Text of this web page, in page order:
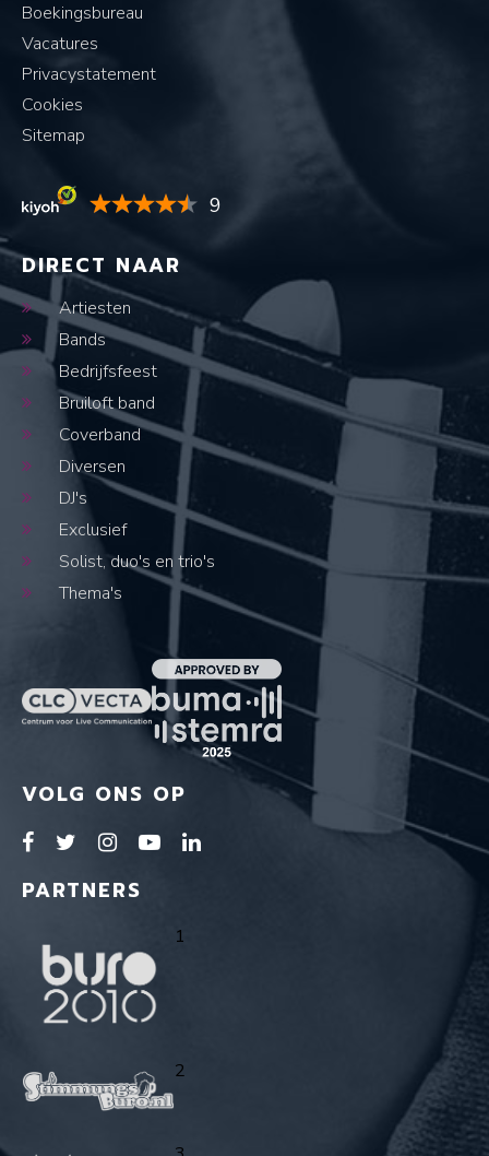
Boekingsbureau
Vacatures
Privacystatement
Cookies
Sitemap
9
DIRECT NAAR
Artiesten
Bands
Bedrijfsfeest
Bruiloft band
Coverband
Diversen
DJ's
Exclusief
Solist, duo's en trio's
Thema's
VOLG ONS OP
PARTNERS
1
2